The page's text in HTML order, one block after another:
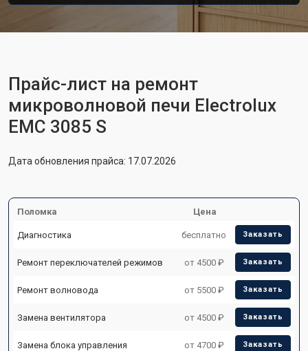
Прайс-лист на ремонт
микроволновой печи Electrolux
EMC 3085 S
Дата обновления прайса: 17.07.2026
Поломка Цена
Диагностика бесплатно Заказать
Ремонт переключателей режимов от 4500 ₽ Заказать
Ремонт волновода от 5500 ₽ Заказать
Замена вентилятора от 4500 ₽ Заказать
Замена блока управления от 4700 ₽ Заказать